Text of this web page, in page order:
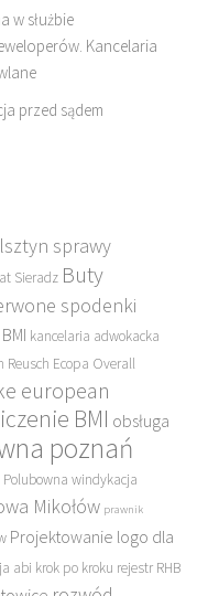
w służbie
Kancelaria
przed sądem
sprawy
Sieradz Buty
spodenki
kancelaria adwokacka
Reusch Ecopa Overall
european
BMI obsługa
poznań
Polubowna windykacja
Mikołów prawnik
Projektowanie logo dla
abi krok po kroku rejestr RHB